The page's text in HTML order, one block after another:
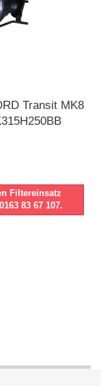
Transit MK8
Filtereinsatz
83 67 107.